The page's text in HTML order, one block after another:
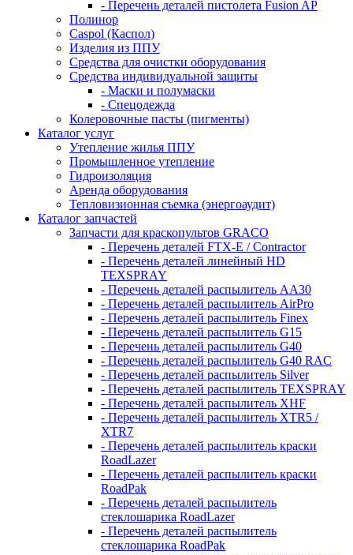
- Перечень деталей пистолета Fusion AP
Полинор
Caspol (Каспол)
Изделия из ППУ
Средства для очистки оборудования
Средства индивидуальной защиты
- Маски и полумаски
- Спецодежда
Колеровочные пасты (пигменты)
Каталог услуг
Утепление жилья ППУ
Промышленное утепление
Гидроизоляция
Аренда оборудования
Тепловизионная съемка (энергоаудит)
Каталог запчастей
Запчасти для краскопультов GRACO
- Перечень деталей FTX-E / Contractor
- Перечень деталей линейный HD
TEXSPRAY
- Перечень деталей распылитель AA30
- Перечень деталей распылитель AirPro
- Перечень деталей распылитель Finex
- Перечень деталей распылитель G15
- Перечень деталей распылитель G40
- Перечень деталей распылитель G40 RAC
- Перечень деталей распылитель Silver
- Перечень деталей распылитель TEXSPRAY
- Перечень деталей распылитель XHF
- Перечень деталей распылитель XTR5 /
XTR7
- Перечень деталей распылитель краски
RoadLazer
- Перечень деталей распылитель краски
RoadPak
- Перечень деталей распылитель
стеклошарика RoadLazer
- Перечень деталей распылитель
стеклошарика RoadPak